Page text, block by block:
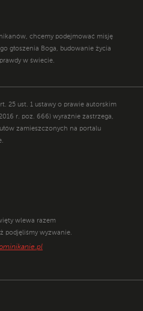
chcemy podejmować misję
głoszenia Boga, budowanie życia
w świecie.
25 ust. 1 ustawy o prawie autorskim
r. poz. 666) wyraźnie zastrzega,
zamieszczonych na portalu
wlewa razem
podjęliśmy wyzwanie.